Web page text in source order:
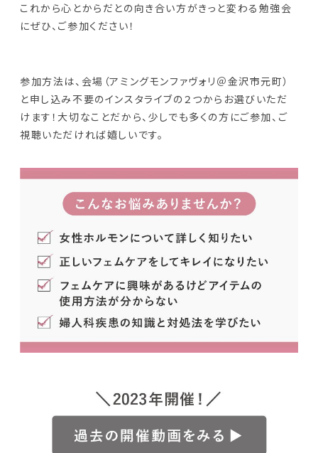
これから心とからだとの向き合い方がきっと変わる勉強会
にぜひ、ご参加ください！
参加方法は、会場（アミングモンファヴォリ＠金沢市元町）
と申し込み不要のインスタライブの２つからお選びいただ
けます！大切なことだから、少しでも多くの方にご参加、ご
視聴いただければ嬉しいです。